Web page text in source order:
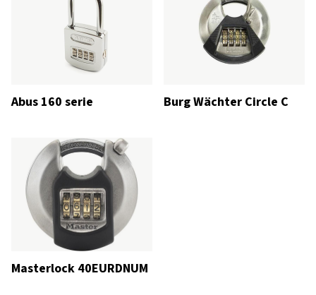
Abus 160 serie Burg Wächter Circle C
Masterlock 40EURDNUM